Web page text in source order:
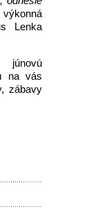
Lenka
júnovú
na vás
zábavy